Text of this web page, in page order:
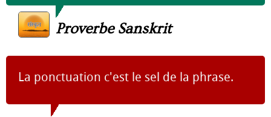
Proverbe Sanskrit
La ponctuation c'est le sel de la phrase.